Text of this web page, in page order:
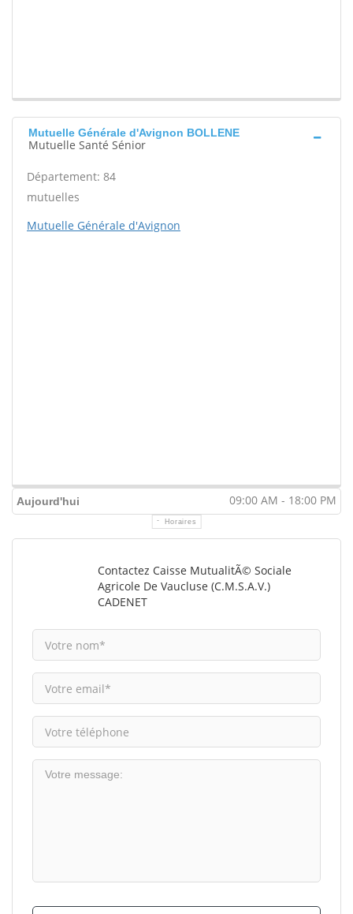
Mutuelle Générale d'Avignon BOLLENE
Mutuelle Santé Sénior
Département: 84
mutuelles
Mutuelle Générale d'Avignon
Aujourd'hui 09:00 AM - 18:00 PM
Horaires
Contactez Caisse MutualitÃ© Sociale
Agricole De Vaucluse (C.M.S.A.V.)
CADENET